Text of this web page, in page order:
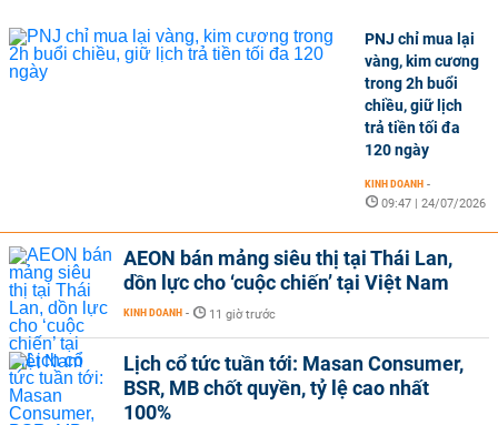
PNJ chỉ mua lại
vàng, kim cương
trong 2h buổi
chiều, giữ lịch
trả tiền tối đa
120 ngày
KINH DOANH -
09:47 | 24/07/2026
AEON bán mảng siêu thị tại Thái Lan,
dồn lực cho ‘cuộc chiến’ tại Việt Nam
KINH DOANH - 11 giờ trước
Lịch cổ tức tuần tới: Masan Consumer,
BSR, MB chốt quyền, tỷ lệ cao nhất
100%